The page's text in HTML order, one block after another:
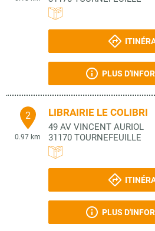
PLUS
2
0.97 km
LIBRAIRIE LE COLIBRI
49 AV VINCENT AURIOL
31170 TOURNEFEUILLE
PLUS